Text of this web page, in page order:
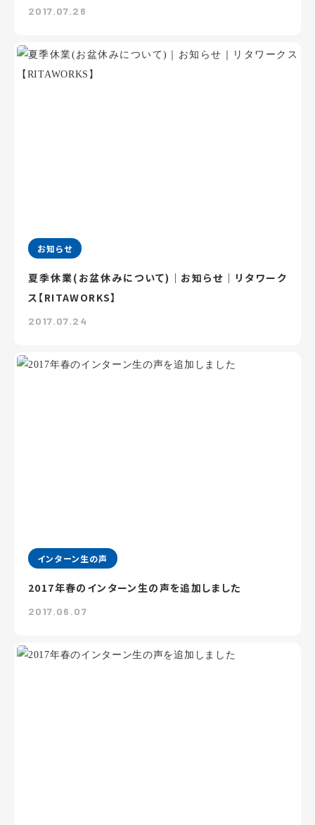
2017.07.26
お知らせ
夏季休業(お盆休みについて)｜お知らせ｜リタワーク
ス【RITAWORKS】
2017.07.24
インターン生の声
2017年春のインターン生の声を追加しました
2017.06.07